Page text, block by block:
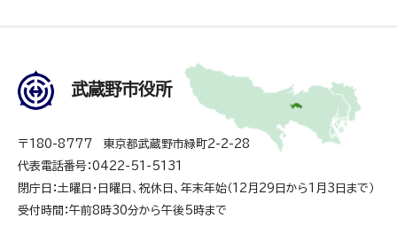
武蔵野市役所
〒180-8777 東京都武蔵野市緑町2-2-28
代表電話番号：0422-51-5131
閉庁日：土曜日・日曜日、祝休日、年末年始（12月29日から1月3日まで）
受付時間：午前8時30分から午後5時まで